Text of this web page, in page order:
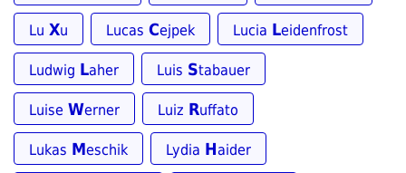
Lu Xu Lucas Cejpek Lucia Leidenfrost
Ludwig Laher Luis Stabauer
Luise Werner Luiz Ruffato
Lukas Meschik Lydia Haider